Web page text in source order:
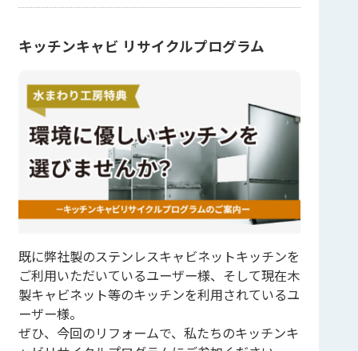
キッチンキャビ リサイクルプログラム
既に弊社製のステンレスキャビネットキッチンを
ご利用いただいているユーザー様、そして現在木
製キャビネット等のキッチンを利用されているユ
ーザー様。
ぜひ、今回のリフォームで、私たちのキッチンキ